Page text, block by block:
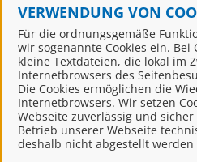
VERWENDUNG VON
Für die ordnungsgemäße
wir sogenannte Cookies ein. Bei
kleine Textdateien, die lokal im
Internetbrowsers des
Die Cookies ermöglichen die
Internetbrowsers. Wir setzen
Webseite zuverlässig und
Betrieb unserer Webseite
deshalb nicht abgestellt werden
Zur
Mein Unternehmenskonto
Konto zur Identifizierung
insbesondere: